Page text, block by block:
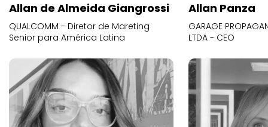
Allan de Almeida Giangrossi
QUALCOMM - Diretor de Mareting
Senior para América Latina
Allan Panza
GARAGE
LTDA - CEO